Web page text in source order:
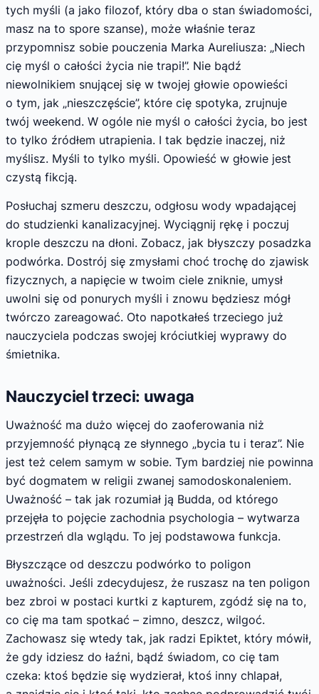
tych myśli (a jako filozof, który dba o stan świadomości,
masz na to spore szanse), może właśnie teraz
przypomnisz sobie pouczenia Marka Aureliusza: „Niech
cię myśl o całości życia nie trapi!”. Nie bądź
niewolnikiem snującej się w twojej głowie opowieści
o tym, jak „nieszczęście”, które cię spotyka, zrujnuje
twój weekend. W ogóle nie myśl o całości życia, bo jest
to tylko źródłem utrapienia. I tak będzie inaczej, niż
myślisz. Myśli to tylko myśli. Opowieść w głowie jest
czystą fikcją.
Posłuchaj szmeru deszczu, odgłosu wody wpadającej
do studzienki kanalizacyjnej. Wyciągnij rękę i poczuj
krople deszczu na dłoni. Zobacz, jak błyszczy posadzka
podwórka. Dostrój się zmysłami choć trochę do zjawisk
fizycznych, a napięcie w twoim ciele zniknie, umysł
uwolni się od ponurych myśli i znowu będziesz mógł
twórczo zareagować. Oto napotkałeś trzeciego już
nauczyciela podczas swojej króciutkiej wyprawy do
śmietnika.
Nauczyciel trzeci: uwaga
Uważność ma dużo więcej do zaoferowania niż
przyjemność płynącą ze słynnego „bycia tu i teraz”. Nie
jest też celem samym w sobie. Tym bardziej nie powinna
być dogmatem w religii zwanej samodoskonaleniem.
Uważność – tak jak rozumiał ją Budda, od którego
przejęła to pojęcie zachodnia psychologia – wytwarza
przestrzeń dla wglądu. To jej podstawowa funkcja.
Błyszczące od deszczu podwórko to poligon
uważności. Jeśli zdecydujesz, że ruszasz na ten poligon
bez zbroi w postaci kurtki z kapturem, zgódź się na to,
co cię ma tam spotkać – zimno, deszcz, wilgoć.
Zachowasz się wtedy tak, jak radzi Epiktet, który mówił,
że gdy idziesz do łaźni, bądź świadom, co cię tam
czeka: ktoś będzie się wydzierał, ktoś inny chlapał,